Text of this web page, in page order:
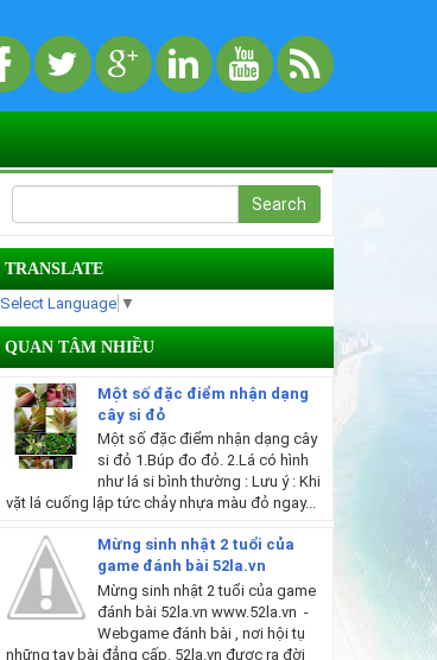
TRANSLATE
Select Language ▼
QUAN TÂM NHIỀU
Một số đặc điểm nhận dạng
cây si đỏ
Một số đặc điểm nhận dạng cây
si đỏ 1.Búp đo đỏ. 2.Lá có hình
như lá si bình thường : Lưu ý : Khi
vặt lá cuống lập tức chảy nhựa màu đỏ ngay...
Mừng sinh nhật 2 tuổi của
game đánh bài 52la.vn
Mừng sinh nhật 2 tuổi của game
đánh bài 52la.vn www.52la.vn -
Webgame đánh bài , nơi hội tụ
những tay bài đẳng cấp. 52la.vn được ra đời